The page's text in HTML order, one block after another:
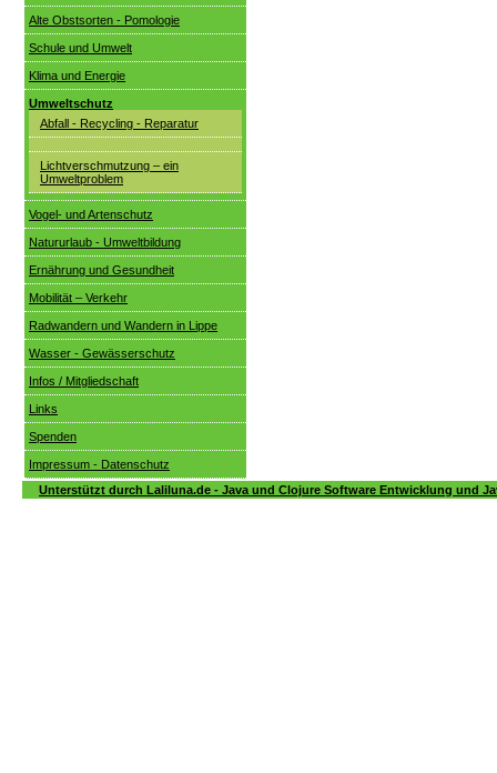
Alte Obstsorten - Pomologie
Schule und Umwelt
Klima und Energie
Umweltschutz
Abfall - Recycling - Reparatur
Lichtverschmutzung – ein
Umweltproblem
Vogel- und Artenschutz
Natururlaub - Umweltbildung
Ernährung und Gesundheit
Mobilität – Verkehr
Radwandern und Wandern in Lippe
Wasser - Gewässerschutz
Infos / Mitgliedschaft
Links
Spenden
Impressum - Datenschutz
Unterstützt durch Laliluna.de - Java und Clojure Software Entwicklung und